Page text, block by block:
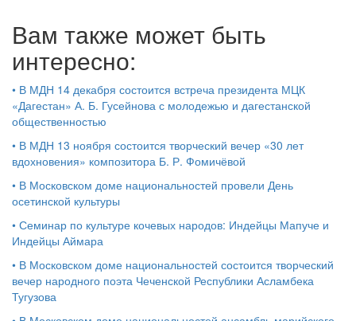
Вам также может быть
интересно:
• В МДН 14 декабря состоится встреча президента МЦК
«Дагестан» А. Б. Гусейнова с молодежью и дагестанской
общественностью
• В МДН 13 ноября состоится творческий вечер «30 лет
вдохновения» композитора Б. Р. Фомичёвой
• В Московском доме национальностей провели День
осетинской культуры
• Семинар по культуре кочевых народов: Индейцы Мапуче и
Индейцы Аймара
• В Московском доме национальностей состоится творческий
вечер народного поэта Чеченской Республики Асламбека
Тугузова